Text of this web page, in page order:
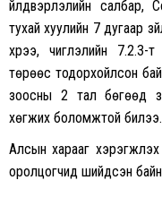
үйлдвэрлэлийн салбар,
тухай хуулийн 7 дугаар
хүрээ, чиглэлийн
төрөөс тодорхойлсон
зоосны 2 тал бөгөөд
хөгжих боломжтой билээ.
Алсын харааг
оролцогчид шийдсэн